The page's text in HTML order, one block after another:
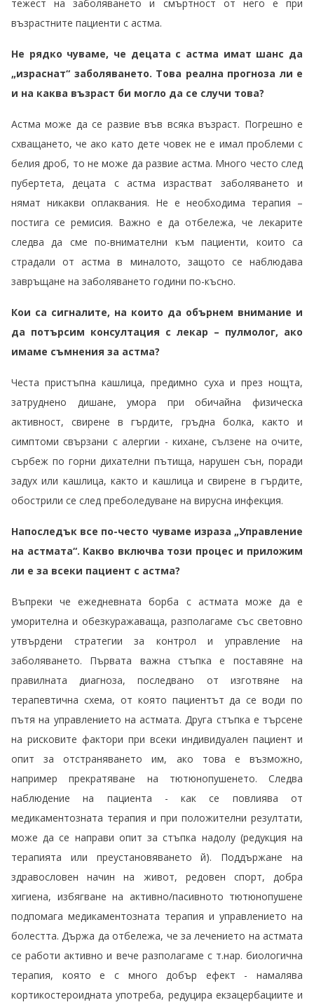
тежест на заболяването и смъртност от него е при
възрастните пациенти с астма.
Не рядко чуваме, че децата с астма имат шанс да
„израснат“ заболяването. Това реална прогноза ли е
и на каква възраст би могло да се случи това?
Астма може да се развие във всяка възраст. Погрешно е
схващането, че ако като дете човек не е имал проблеми с
белия дроб, то не може да развие астма. Много често след
пубертета, децата с астма израстват заболяването и
нямат никакви оплаквания. Не е необходима терапия –
постига се ремисия. Важно е да отбележа, че лекарите
следва да сме по-внимателни към пациенти, които са
страдали от астма в миналото, защото се наблюдава
завръщане на заболяването години по-късно.
Кои са сигналите, на които да обърнем внимание и
да потърсим консултация с лекар – пулмолог, ако
имаме съмнения за астма?
Честа пристъпна кашлица, предимно суха и през нощта,
затруднено дишане, умора при обичайна физическа
активност, свирене в гърдите, гръдна болка, както и
симптоми свързани с алергии - кихане, сълзене на очите,
сърбеж по горни дихателни пътища, нарушен сън, поради
задух или кашлица, както и кашлица и свирене в гърдите,
обострили се след преболедуване на вирусна инфекция.
Напоследък все по-често чуваме израза „Управление
на астмата“. Какво включва този процес и приложим
ли е за всеки пациент с астма?
Въпреки че ежедневната борба с астмата може да е
уморителна и обезкуражаваща, разполагаме със световно
утвърдени стратегии за контрол и управление на
заболяването. Първата важна стъпка е поставяне на
правилната диагноза, последвано от изготвяне на
терапевтична схема, от която пациентът да се води по
пътя на управлението на астмата. Друга стъпка е търсене
на рисковите фактори при всеки индивидуален пациент и
опит за отстраняването им, ако това е възможно,
например прекратяване на тютюнопушенето. Следва
наблюдение на пациента - как се повлиява от
медикаментозната терапия и при положителни резултати,
може да се направи опит за стъпка надолу (редукция на
терапията или преустановяването й). Поддържане на
здравословен начин на живот, редовен спорт, добра
хигиена, избягване на активно/пасивното тютюнопушене
подпомага медикаментозната терапия и управлението на
болестта. Държа да отбележа, че за лечението на астмата
се работи активно и вече разполагаме с т.нар. биологична
терапия, която е с много добър ефект - намалява
кортикостероидната употреба, редуцира екзацербациите и